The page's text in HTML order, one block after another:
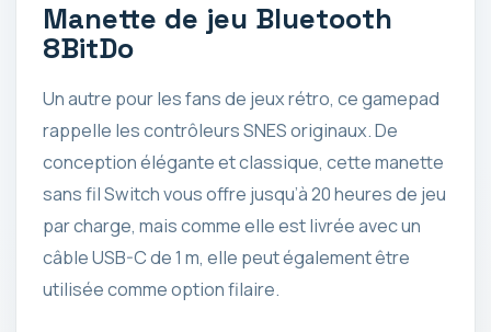
Manette de jeu Bluetooth
8BitDo
Un autre pour les fans de jeux rétro, ce gamepad
rappelle les contrôleurs SNES originaux. De
conception élégante et classique, cette manette
sans fil Switch vous offre jusqu’à 20 heures de jeu
par charge, mais comme elle est livrée avec un
câble USB-C de 1 m, elle peut également être
utilisée comme option filaire.